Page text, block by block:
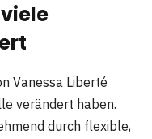
Vanessa Liberté
verändert haben.
durch flexible,